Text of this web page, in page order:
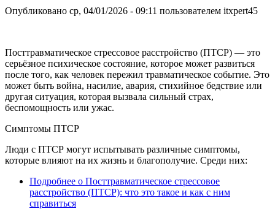
Опубликовано ср, 04/01/2026 - 09:11 пользователем itxpert45
Посттравматическое стрессовое расстройство (ПТСР) — это
серьёзное психическое состояние, которое может развиться
после того, как человек пережил травматическое событие. Это
может быть война, насилие, авария, стихийное бедствие или
другая ситуация, которая вызвала сильный страх,
беспомощность или ужас.
Симптомы ПТСР
Люди с ПТСР могут испытывать различные симптомы,
которые влияют на их жизнь и благополучие. Среди них:
Подробнее о Посттравматическое стрессовое
расстройство (ПТСР): что это такое и как с ним
справиться